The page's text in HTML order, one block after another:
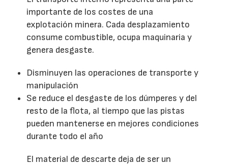
importante de los costes de una
explotación minera. Cada desplazamiento
consume combustible, ocupa maquinaria y
genera desgaste.
Disminuyen las operaciones de transporte y
manipulación
Se reduce el desgaste de los dúmperes y del
resto de la flota, al tiempo que las pistas
pueden mantenerse en mejores condiciones
durante todo el año
El material de descarte deja de ser un